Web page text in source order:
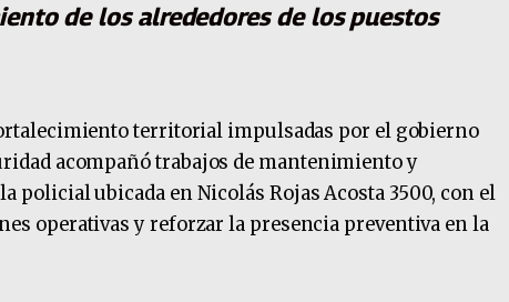
de los alrededores de los puestos
territorial impulsadas por el gobierno
acompañó trabajos de mantenimiento y
policial ubicada en Nicolás Rojas Acosta 3500, con el
operativas y reforzar la presencia preventiva en la